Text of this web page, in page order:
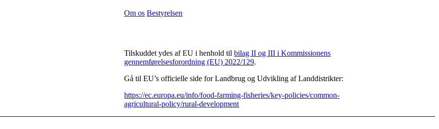
Om os Bestyrelsen
Tilskuddet ydes af EU i henhold tilbilag II og III i Kommissionens
gennemførelsesforordning (EU) 2022/129.
Gå til EU’s officielle side for Landbrug og Udvikling af Landdistrikter:
https://ec.europa.eu/info/food-farming-fisheries/key-policies/common-
agricultural-policy/rural-development